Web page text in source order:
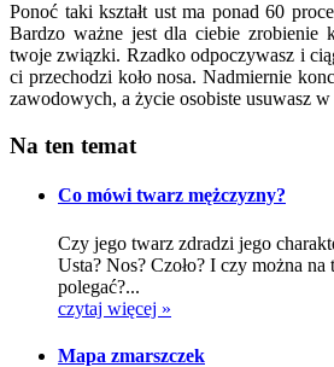
Ponoć taki kształt ust ma ponad 60
Bardzo ważne jest dla ciebie zrobienie
twoje związki. Rzadko odpoczywasz i
ci przechodzi koło nosa. Nadmiernie
zawodowych, a życie osobiste usuwasz w
Na ten temat
Co mówi twarz mężczyzny?
Czy jego twarz zdradzi jego
Usta? Nos? Czoło? I czy można
polegać?...
czytaj więcej »
Mapa zmarszczek